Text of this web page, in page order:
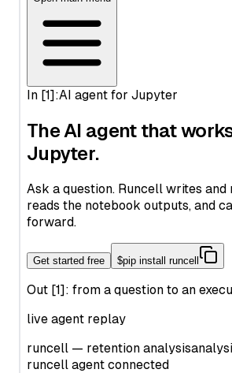
Python String Replace: Guía completa
Python Switch Case: How to Implement
in Python
Python Switch Case: match-case
Python Threading: Complete Guide to
Examples
Python Threading: Guía Completa de
Ejemplos
Python Try Except: Cómo manejar
Python Try Except: How to Handle
Python Type Hints: A Practical Guide to
Python Virtual Environments: A
Python asyncio: Complete Guide to